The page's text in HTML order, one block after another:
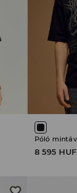
8 595 HUF